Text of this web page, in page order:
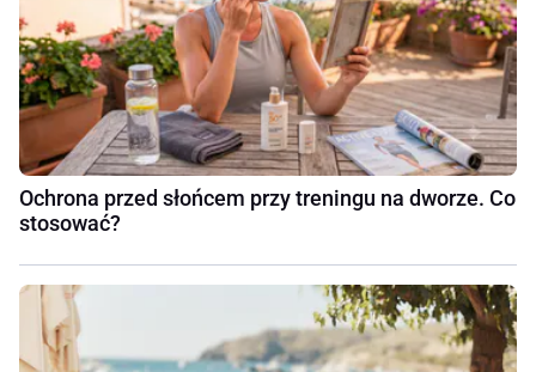
Ochrona przed słońcem przy treningu na dworze. Co
stosować?